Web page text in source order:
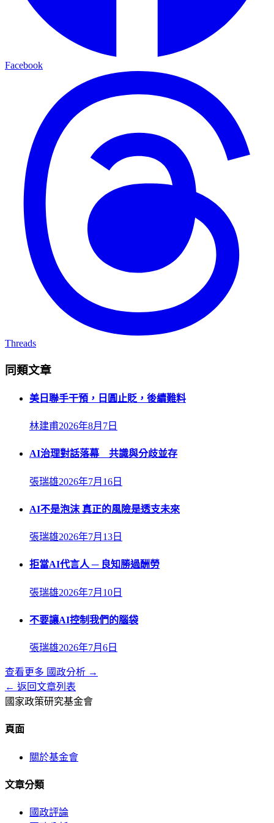
Facebook
Threads
同類文章
美日聯手干預，日圓止貶，後續難料
林建甫2026年8月7日
AI治理對話落幕 共識與分歧並存
張瑞雄2026年7月16日
AI不是泡沫 真正的風險是透支未來
張瑞雄2026年7月13日
拒當AI代言人 ─ 良知勝過酬勞
張瑞雄2026年7月10日
不要讓AI控制我們的腦袋
張瑞雄2026年7月6日
查看更多 國政分析 →
← 返回文章列表
國家政策研究基金會
頁面
關於基金會
文章分類
國政評論